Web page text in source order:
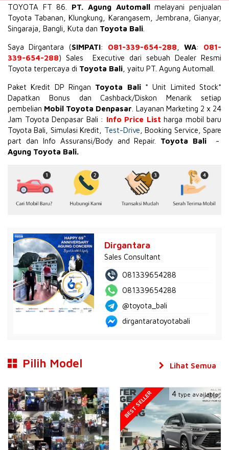
TOYOTA FT 86 PT. Agung Automallmelayani penjualan
Toyota Tabanan, Klungkung, Karangasem, Jembrana, Gianyar,
Singaraja, Bangli, Kuta dan Toyota Bali
Saya Dirgantara (SIMPATI: 081-339-654-288 WA: 081-
339-654-288) Sales Executive dari sebuah Dealer Resmi
Toyota terpercaya di Toyota Bali , yaitu PT. Agung Automall.
Paket Kredit DP Ringan Toyota Bali * Unit Limited Stock*
Dapatkan Bonus dan Cashback/Diskon Menarik setiap
pembelian Mobil Toyota Denpasar . Layanan Marketing 2 x 24
Jam Toyota Denpasar Bali : Info Price List harga mobil baru
Toyota Bali, Simulasi Kredit, Test-Drive , Booking Service, Spare
part dan Info Assuransi/Body and Repair. Toyota Bali -
Agung Toyota Bali.
Dirgantara
Sales Consultant
081339654288
081339654288
@toyota_bali
dirgantaratoyotabali
Pilih Model
BEST SELLER 4 type available
Lihat Semua